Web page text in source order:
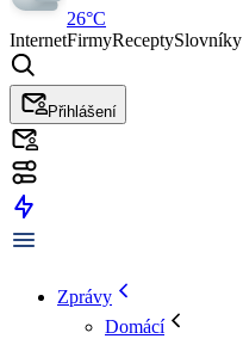
26°C
InternetFirmyReceptySlovníky
Přihlášení
Zprávy
Domácí